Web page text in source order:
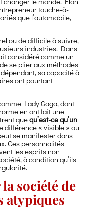
touche-à-
que l’automobile,
ou de difficile à suivre,
industries. Dans
considéré comme un
se plier aux méthodes
sa capacité à
ont pourtant
Lady Gaga, dont
en ont fait une
quequ’est-ce qu’un
différence « visible » ou
se manifester dans
Ces personnalités
les esprits non
à condition qu’ils
société de
atypiques